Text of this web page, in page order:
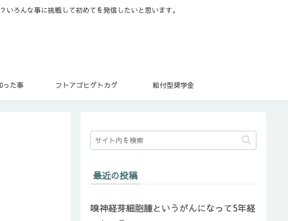
ろんな事に挑戦して初めてを発信したいと思います。
った事 フトアゴヒゲトカゲ 給付型奨学金
最近の投稿
嗅神経芽細胞腫というがんになって5年経